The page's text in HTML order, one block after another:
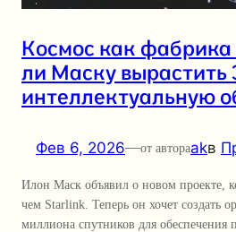
Космос как фабрика
ли Маску вырастить
интеллектуальную
Фев 6, 2026—от автораakв
Илон Маск объявил о новом проекте,
чем Starlink. Теперь он хочет создать
миллиона спутников для обеспечения